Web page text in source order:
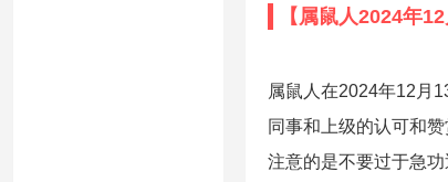
【属鼠人2024年
属鼠人在2024年12月
同事和上级的认可和
注意的是不要过于急